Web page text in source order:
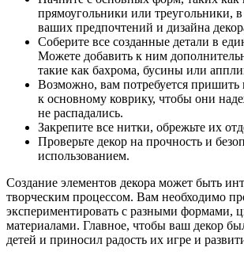
прямоугольники или треугольники,
ваших предпочтений и дизайна
Соберите все созданные детали в
Можете добавить к ним
такие как бахрома, бусины или
Возможно, вам потребуется пришить
к основному коврику, чтобы они
не распадались.
Закрепите все нитки, обрежьте их
Проверьте декор на прочность и
использованием.
Создание элементов декора может быть
творческим процессом. Вам необходимо
экспериментировать с разными формами,
материалами. Главное, чтобы ваш декор
детей и приносил радость их игре и